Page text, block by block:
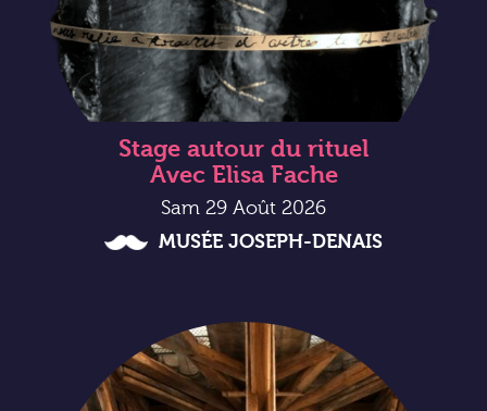
Stage autour du rituel
Avec Elisa Fache
Sam 29 Août 2026
MUSÉE JOSEPH-DENAIS